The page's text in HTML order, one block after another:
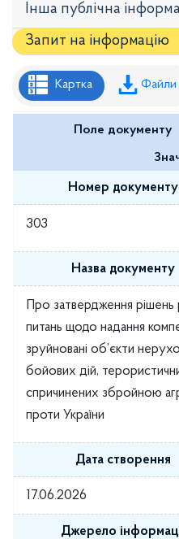
Інша публічна
Запит на iнформацію
Рішення районної ради
Рішення виконавчого
Розпорядження
Регуляторні акти
Проекти рішень
Проєкти рішень
Картка Файли
Поле документу
Номер документу
303
Назва документу
Про затвердження рішень
питань щодо надання
зруйновані об’єкти
бойових дій,
спричинених збройною
проти України
Дата створення
17.06.2026
Джерело